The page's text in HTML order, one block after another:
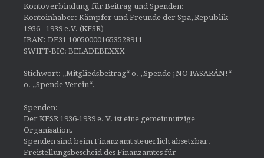
Kontoverbindung für Beitrag und Spenden:
Kontoinhaber: Kämpfer und Freunde der Spa, Republik
1936 - 1939 e.V. (KFSR)
IBAN: DE31 100500001653528911
SWIFT-BIC: BELADEBEXXX
Stichwort: „Mitgliedsbeitrag“ o. „Spende ¡NO PASARÁN!“
o. „Spende Verein“.
Spenden:
Der KFSR 1936-1939 e. V. ist eine gemeinnützige
Organisation.
Spenden sind beim Finanzamt steuerlich absetzbar.
Freistellungsbescheid des Finanzamtes für